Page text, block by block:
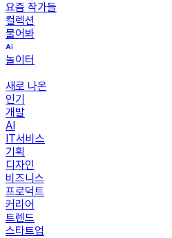
요즘 작가들
컬렉션
물어봐
놀이터
새로 나온
인기
개발
AI
IT서비스
기획
디자인
비즈니스
프로덕트
커리어
트렌드
스타트업